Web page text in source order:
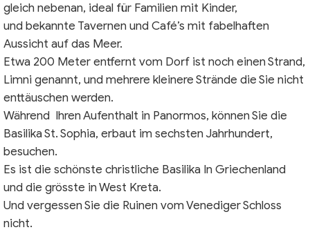
gleich nebenan, ideal für Familien mit Kinder,
und bekannte Tavernen und Café’s mit fabelhaften
Aussicht auf das Meer.
Etwa 200 Meter entfernt vom Dorf ist noch einen Strand,
Limni genannt, und mehrere kleinere Strände die Sie nicht
enttäuschen werden.
Während Ihren Aufenthalt in Panormos, können Sie die
Basilika St. Sophia, erbaut im sechsten Jahrhundert,
besuchen.
Es ist die schönste christliche Basilika In Griechenland
und die grösste in West Kreta.
Und vergessen Sie die Ruinen vom Venediger Schloss
nicht.